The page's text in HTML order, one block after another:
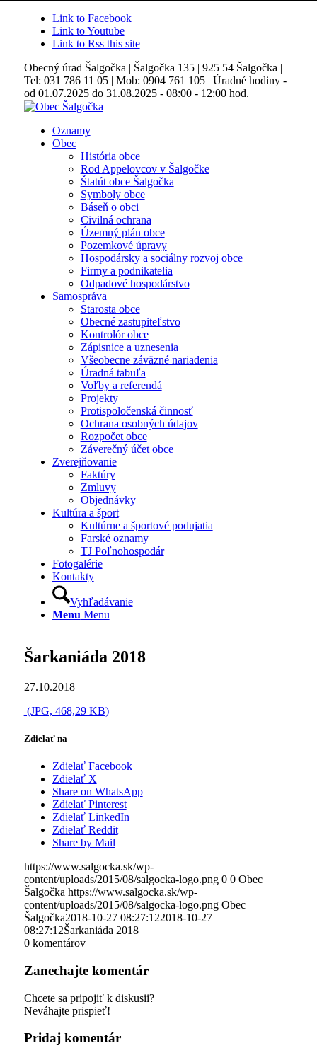
Link to Facebook
Link to Youtube
Link to Rss this site
Obecný úrad Šalgočka | Šalgočka 135 | 925 54 Šalgočka |
Tel: 031 786 11 05 | Mob: 0904 761 105 | Úradné hodiny -
od 01.07.2025 do 31.08.2025 - 08:00 - 12:00 hod.
Oznamy
Obec
História obce
Rod Appelovcov v Šalgočke
Štatút obce Šalgočka
Symboly obce
Báseň o obci
Civilná ochrana
Územný plán obce
Pozemkové úpravy
Hospodársky a sociálny rozvoj obce
Firmy a podnikatelia
Odpadové hospodárstvo
Samospráva
Starosta obce
Obecné zastupiteľstvo
Kontrolór obce
Zápisnice a uznesenia
Všeobecne záväzné nariadenia
Úradná tabuľa
Voľby a referendá
Projekty
Protispoločenská činnosť
Ochrana osobných údajov
Rozpočet obce
Záverečný účet obce
Zverejňovanie
Faktúry
Zmluvy
Objednávky
Kultúra a šport
Kultúrne a športové podujatia
Farské oznamy
TJ Poľnohospodár
Fotogalérie
Kontakty
Vyhľadávanie
Menu Menu
Šarkaniáda 2018
27.10.2018
(JPG, 468,29 KB)
Zdielať na
Zdielať Facebook
Zdielať X
Share on WhatsApp
Zdielať Pinterest
Zdielať LinkedIn
Zdielať Reddit
Share by Mail
https://www.salgocka.sk/wp-
content/uploads/2015/08/salgocka-logo.png 0 0 Obec
Šalgočka https://www.salgocka.sk/wp-
content/uploads/2015/08/salgocka-logo.png Obec
Šalgočka2018-10-27 08:27:122018-10-27
08:27:12Šarkaniáda 2018
0 komentárov
Zanechajte komentár
Chcete sa pripojiť k diskusii?
Neváhajte prispieť!
Pridaj komentár